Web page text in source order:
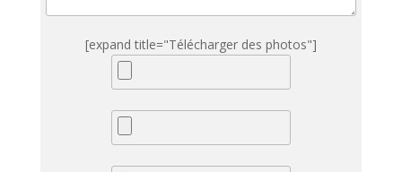
[expand title="Télécharger des photos"]